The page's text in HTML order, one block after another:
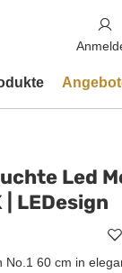
Led
LEDesign
60 cm in